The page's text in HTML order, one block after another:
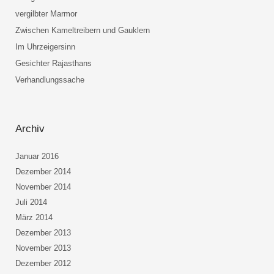
vergilbter Marmor
Zwischen Kameltreibern und Gauklern
Im Uhrzeigersinn
Gesichter Rajasthans
Verhandlungssache
Archiv
Januar 2016
Dezember 2014
November 2014
Juli 2014
März 2014
Dezember 2013
November 2013
Dezember 2012